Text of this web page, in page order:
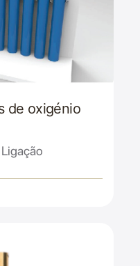
de oxigénio